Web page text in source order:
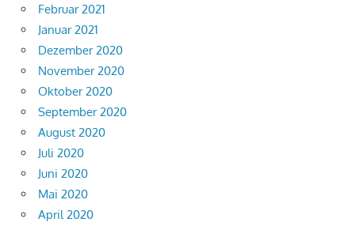
Februar 2021
Januar 2021
Dezember 2020
November 2020
Oktober 2020
September 2020
August 2020
Juli 2020
Juni 2020
Mai 2020
April 2020